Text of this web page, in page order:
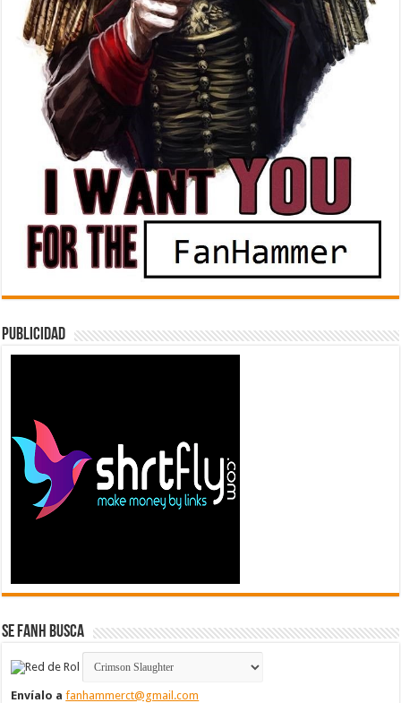
Publicidad
Se FanH Busca
Envíalo afanhammerct@gmail.com